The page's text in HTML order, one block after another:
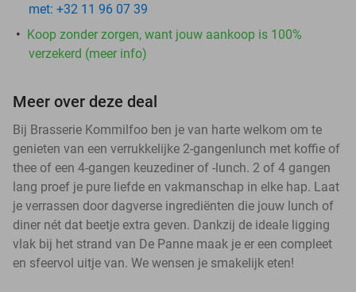
met: +32 11 96 07 39
Koop zonder zorgen, want jouw aankoop is 100%
verzekerd (meer info)
Meer over deze deal
Bij Brasserie Kommilfoo ben je van harte welkom om te
genieten van een verrukkelijke 2-gangenlunch met koffie of
thee of een 4-gangen keuzediner of -lunch. 2 of 4 gangen
lang proef je pure liefde en vakmanschap in elke hap. Laat
je verrassen door dagverse ingrediënten die jouw lunch of
diner nét dat beetje extra geven. Dankzij de ideale ligging
vlak bij het strand van De Panne maak je er een compleet
en sfeervol uitje van. We wensen je smakelijk eten!